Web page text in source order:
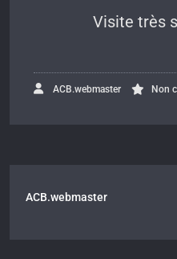
Visite très
ACB.webmaster Non
ACB.webmaster